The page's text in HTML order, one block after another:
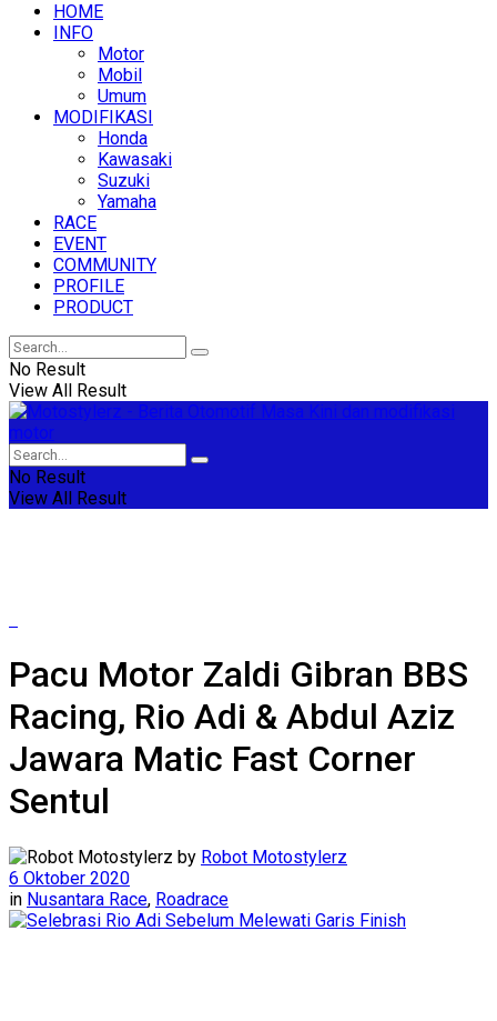
HOME
INFO
Motor
Mobil
Umum
MODIFIKASI
Honda
Kawasaki
Suzuki
Yamaha
RACE
EVENT
COMMUNITY
PROFILE
PRODUCT
No Result
View All Result
No Result
View All Result
Pacu Motor Zaldi Gibran BBS
Racing, Rio Adi & Abdul Aziz
Jawara Matic Fast Corner
Sentul
by Robot Motostylerz
6 Oktober 2020
in Nusantara Race, Roadrace